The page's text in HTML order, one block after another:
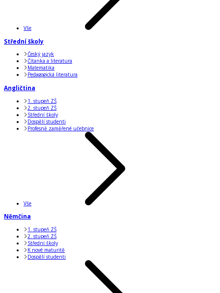
Vše
Střední školy
Český jazyk
Čítanka a literatura
Matematika
Pedagogická literatura
Angličtina
1. stupeň ZŠ
2. stupeň ZŠ
Střední školy
Dospělí studenti
Profesně zaměřené učebnice
Vše
Němčina
1. stupeň ZŠ
2. stupeň ZŠ
Střední školy
K nové maturitě
Dospělí studenti